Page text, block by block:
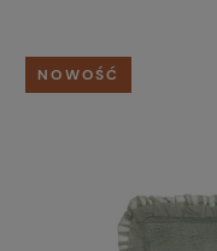
NOWOŚĆ